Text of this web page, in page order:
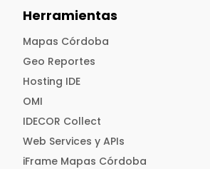
Herramientas
Mapas Córdoba
Geo Reportes
Hosting IDE
OMI
IDECOR Collect
Web Services y APIs
iFrame Mapas Córdoba